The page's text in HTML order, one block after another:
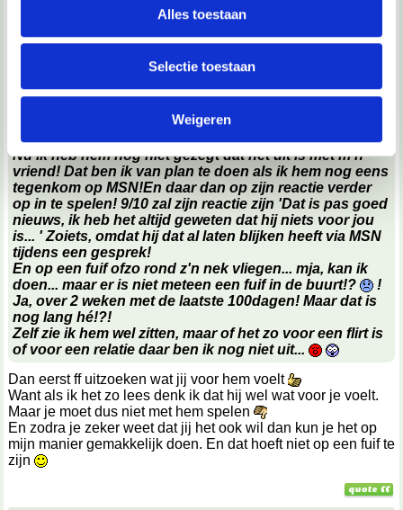
en om ons websiteverkeer te analyseren. Ook delen we
informatie over jouw gebruik van onze site met onze
partners kunnen deze gegevens combineren met andere
informatie die je aan ze hebt verstrekt of die ze hebben
verzameld op basis van jouw gebruik van hun services.
We werken samen met 67 derdendie uw gegevens
kunnen ontvangen en verwerken.
Alles toestaan
Selectie toestaan
Weigeren
twim
lieve schreef:
Nu ik heb hem nog niet gezegt dat het uit is met m'n
vriend! Dat ben ik van plan te doen als ik hem nog eens
tegenkom op MSN!En daar dan op zijn reactie verder
op in te spelen! 9/10 zal zijn reactie zijn 'Dat is pas goed
nieuws, ik heb het altijd geweten dat hij niets voor jou
is... ' Zoiets, omdat hij dat al laten blijken heeft via MSN
tijdens een gesprek!
En op een fuif ofzo rond z'n nek vliegen... mja, kan ik
doen... maar er is niet meteen een fuif in de buurt!?
!
Ja, over 2 weken met de laatste 100dagen! Maar dat is
nog lang hé!?!
Zelf zie ik hem wel zitten, maar of het zo voor een flirt is
of voor een relatie daar ben ik nog niet uit...
Dan eerst ff uitzoeken wat jij voor hem voelt
Want als ik het zo lees denk ik dat hij wel wat voor je voelt.
Maar je moet dus niet met hem spelen
En zodra je zeker weet dat jij het ook wil dan kun je het op
mijn manier gemakkelijk doen. En dat hoeft niet op een fuif te
zijn